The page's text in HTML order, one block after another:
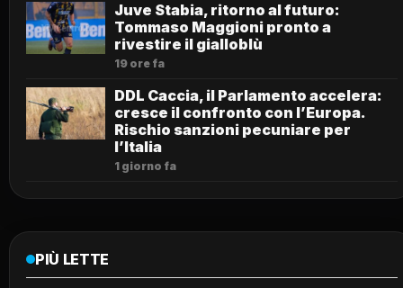
Juve Stabia, ritorno al futuro:
Tommaso Maggioni pronto a
rivestire il gialloblù
19 ore fa
DDL Caccia, il Parlamento accelera:
cresce il confronto con l’Europa.
Rischio sanzioni pecuniare per
l’Italia
1 giorno fa
PIÙ LETTE